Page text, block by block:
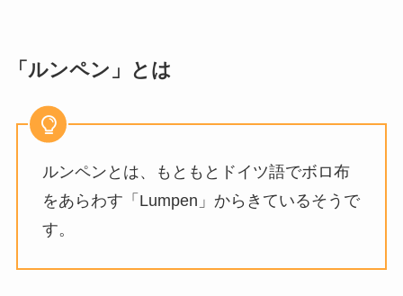
「ルンペン」とは
ルンペンとは、もともとドイツ語でボロ布
をあらわす「Lumpen」からきているそうで
す。